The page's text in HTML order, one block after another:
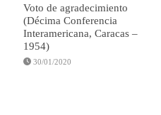
Voto de agradecimiento
(Décima Conferencia
Interamericana, Caracas –
1954)
30/01/2020